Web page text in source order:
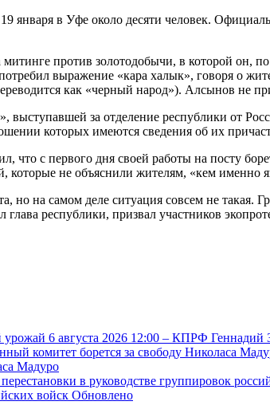
января в Уфе около десяти человек.
против золотодобычи, в которой он,
выражение «кара халык», говоря о
как «черный народ»). Алсынов не
за отделение республики от
которых имеются сведения об их
с первого дня своей работы на посту
которые не объяснили жителям, «кем именно
но на самом деле ситуация совсем не такая.
республики, призвал участников
6 августа 2026 12:00 – КПРФ Геннадий
Мадуро
войск Обновлено